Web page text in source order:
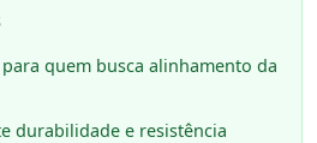
quem busca alinhamento da
durabilidade e resistência